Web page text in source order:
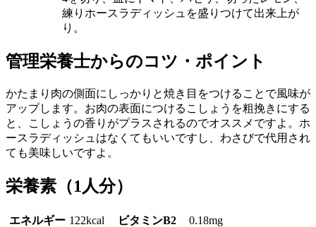
練りホースラディッシュを盛りつけて出来上が
り。
管理栄養士からのコツ・ポイント
かたまり肉の側面にしっかりと焼き目をつけることで風味が
アップします。お肉の表面につけるこしょうを粗挽きにする
と、こしょうの香りがプラスされるのでオススメですよ。ホ
ースラディッシュはなくてもいいですし、わさびで代用され
ても美味しいですよ。
栄養素 （1人分）
エネルギー 122kcal ビタミンB2
0.18mg